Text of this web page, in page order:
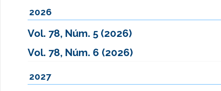
2026
Vol. 78, Núm. 5 (2026)
Vol. 78, Núm. 6 (2026)
2027